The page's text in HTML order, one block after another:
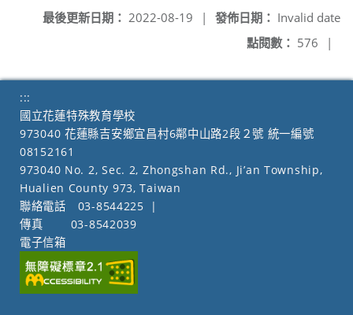
發佈日期： Invalid date
最後更新日期： 2022-08-19
|
點閱數： 576 |
:::
國立花蓮特殊教育學校
973040 花蓮縣吉安鄉宜昌村6鄰中山路2段２號 統一編號
08152161
973040 No. 2, Sec. 2, Zhongshan Rd., Ji’an Township,
Hualien County 973, Taiwan
聯絡電話
03-8544225
|
傳真
03-8542039
電子信箱